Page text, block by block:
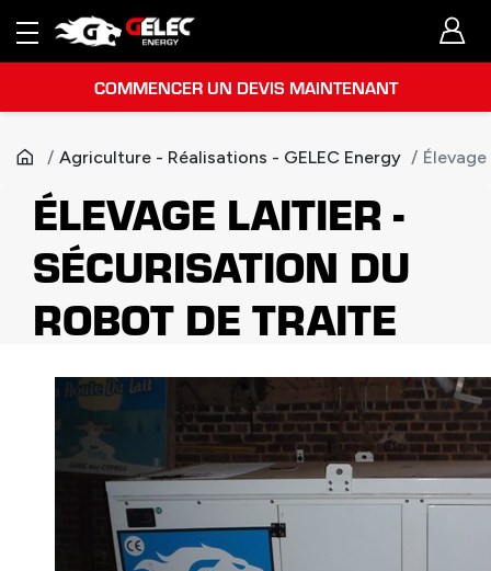
COMMENCER UN DEVIS MAINTENANT
Agriculture - Réalisations - GELEC Energy
ÉLEVAGE LAITIER -
SÉCURISATION DU
ROBOT DE TRAITE